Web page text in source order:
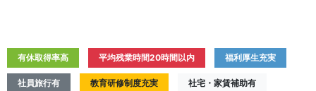
有休取得率高 平均残業時間20時間以内 福利厚生充実
社員旅行有 教育研修制度充実 社宅・家賃補助有